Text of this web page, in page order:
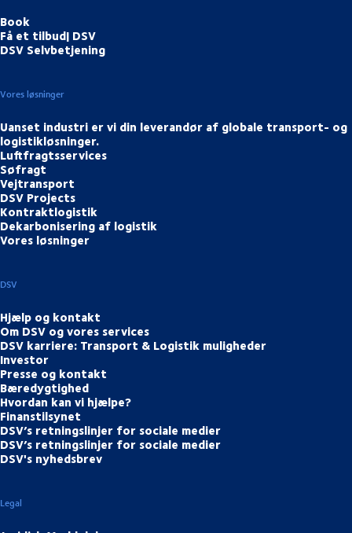
Book
Få et tilbud| DSV
DSV Selvbetjening
Vores løsninger
Uanset industri er vi din leverandør af globale transport- og
logistikløsninger.
Luftfragtsservices
Søfragt
Vejtransport
DSV Projects
Kontraktlogistik
Dekarbonisering af logistik
Vores løsninger
DSV
Hjælp og kontakt
Om DSV og vores services
DSV karriere: Transport & Logistik muligheder
Investor
Presse og kontakt
Bæredygtighed
Hvordan kan vi hjælpe?
Finanstilsynet
DSV’s retningslinjer for sociale medier
DSV’s retningslinjer for sociale medier
DSV's nyhedsbrev
Legal